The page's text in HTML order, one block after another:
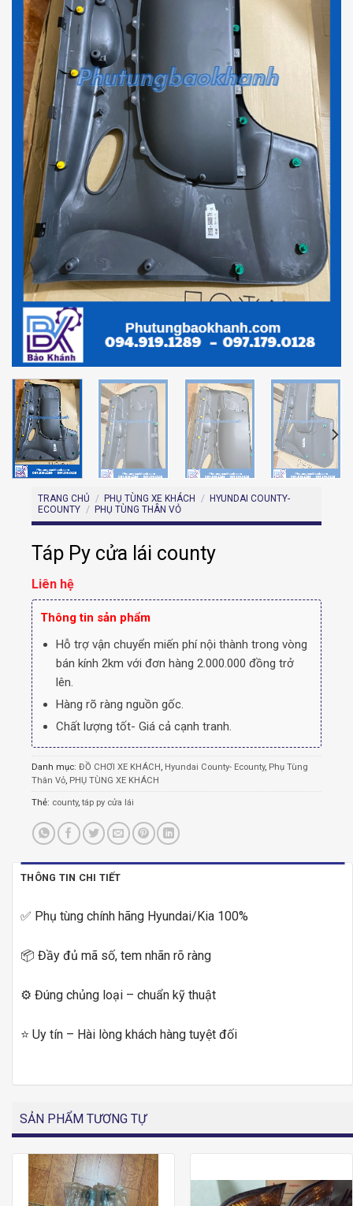
TRANG CHỦ / PHỤ TÙNG XE KHÁCH / HYUNDAI COUNTY-
ECOUNTY / PHỤ TÙNG THÂN VỎ
Táp Py cửa lái county
Liên hệ
Thông tin sản phẩm
Hỗ trợ vận chuyển miến phí nội thành trong vòng
bán kính 2km với đơn hàng 2.000.000 đồng trở
lên.
Hàng rõ ràng nguồn gốc.
Chất lượng tốt- Giá cả cạnh tranh.
Danh mục: ĐỒ CHƠI XE KHÁCH , Hyundai County- Ecounty, Phụ Tùng
Thân Vỏ, PHỤ TÙNG XE KHÁCH
Thẻ: county, táp py cửa lái
THÔNG TIN CHI TIẾT
✅ Phụ tùng chính hãng Hyundai/Kia 100%
📦 Đầy đủ mã số, tem nhãn rõ ràng
⚙️ Đúng chủng loại – chuẩn kỹ thuật
⭐ Uy tín – Hài lòng khách hàng tuyệt đối
SẢN PHẨM TƯƠNG TỰ